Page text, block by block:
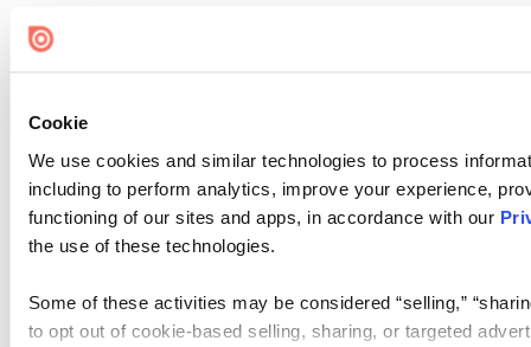
Cookie
We use cookies and similar technologies to process
including to perform analytics, improve your experience,
functioning of our sites and apps, in accordance with our
the use of these technologies.
Some of these activities may be considered “selling,”
to opt out of cookie-based selling, sharing, or targeted